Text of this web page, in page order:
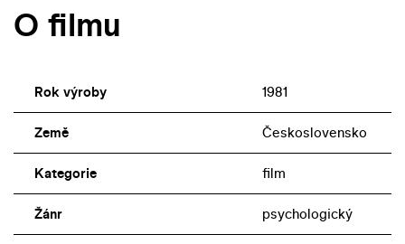
sešla řada zestárlých prvorepublikových hvězd. Roli
Part Aničky se stal poslední filmovou rolí tehdy
devětašedesátileté Nataši Gollové.
O filmu
Rok výroby 1981
Země Československo
Kategorie film
Žánr psychologický